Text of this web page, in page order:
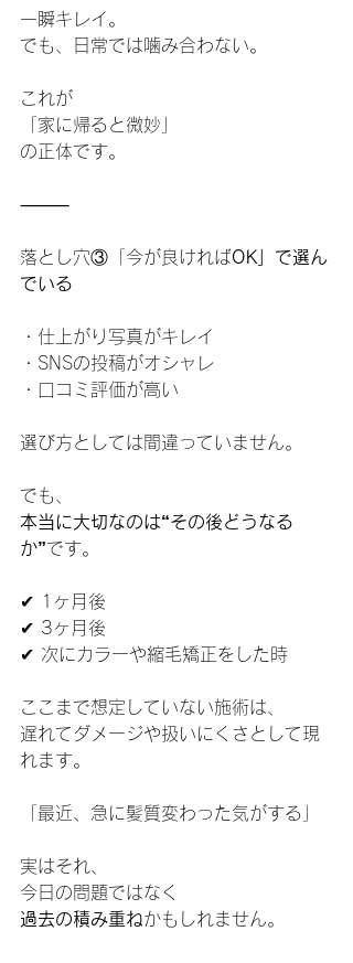
一瞬キレイ。
でも、日常では噛み合わない。
これが
「家に帰ると微妙」
の正体です。
⸻
落とし穴③「今が良ければOK」で選ん
でいる
・仕上がり写真がキレイ
・SNSの投稿がオシャレ
・口コミ評価が高い
選び方としては間違っていません。
でも、
本当に大切なのは“その後どうなる
か”です。
✔ 1ヶ月後
✔ 3ヶ月後
✔ 次にカラーや縮毛矯正をした時
ここまで想定していない施術は、
遅れてダメージや扱いにくさとして現
れます。
「最近、急に髪質変わった気がする」
実はそれ、
今日の問題ではなく
過去の積み重ねかもしれません。